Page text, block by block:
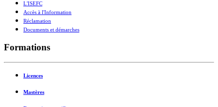
L'ISEFC
Accès à l'Information
Réclamation
Documents et démarches
Formations
Licences
Mastères